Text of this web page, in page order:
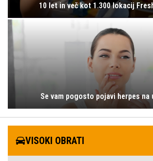
10 let in več kot 1.300 lokacij
Se vam pogosto pojavi herpes na
VISOKI OBRATI